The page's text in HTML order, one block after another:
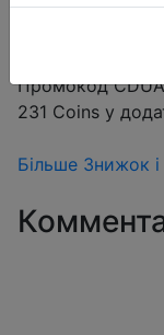
Промокод
231 Coins у
Більше Знижок